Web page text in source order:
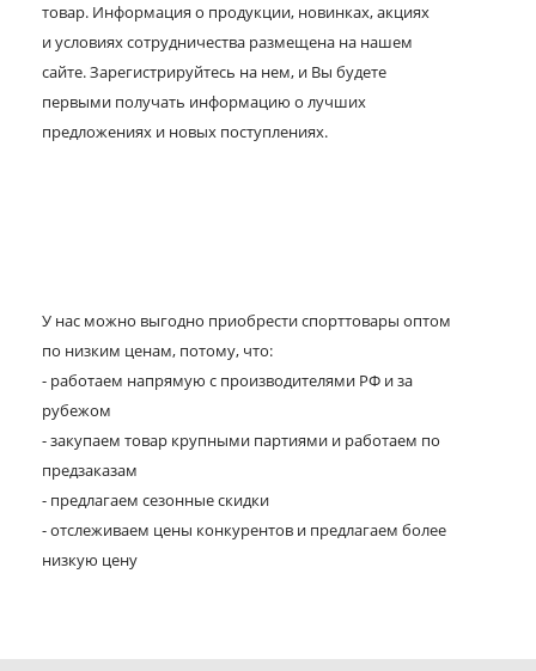
товар. Информация о продукции, новинках, акциях
и условиях сотрудничества размещена на нашем
сайте. Зарегистрируйтесь на нем, и Вы будете
первыми получать информацию о лучших
предложениях и новых поступлениях.
У нас можно выгодно приобрести спорттовары оптом
по низким ценам, потому, что:
- работаем напрямую с производителями РФ и за
рубежом
- закупаем товар крупными партиями и работаем по
предзаказам
- предлагаем сезонные скидки
- отслеживаем цены конкурентов и предлагаем более
низкую цену